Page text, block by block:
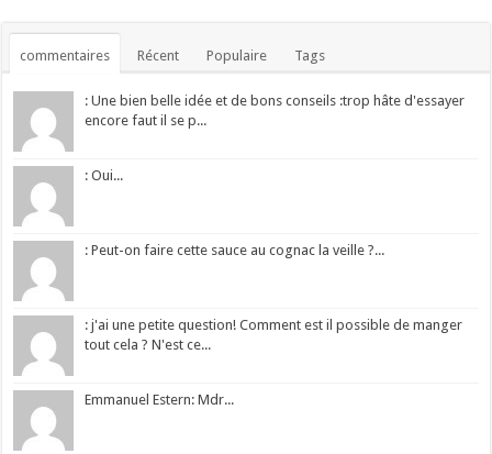
commentaires Récent Populaire Tags
: Une bien belle idée et de bons conseils :trop hâte d'essayer
encore faut il se p...
: Oui...
: Peut-on faire cette sauce au cognac la veille ?...
: j'ai une petite question! Comment est il possible de manger
tout cela ? N'est ce...
Emmanuel Estern: Mdr...